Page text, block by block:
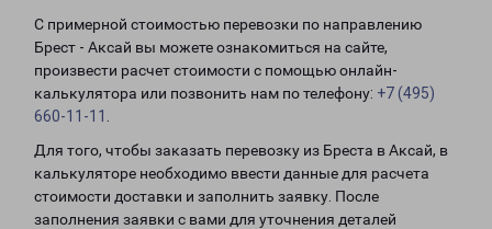
С примерной стоимостью перевозки по направлению
Брест - Аксай вы можете ознакомиться на сайте,
произвести расчет стоимости с помощью онлайн-
калькулятора или позвонить нам по телефону: +7 (495)
660-11-11
Для того, чтобы заказать перевозку из Бреста в Аксай, в
калькуляторе необходимо ввести данные для расчета
стоимости доставки и заполнить заявку. После
заполнения заявки с вами для уточнения деталей